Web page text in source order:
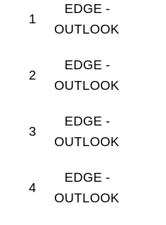
1
EDGE -
OUTLOOK
2
EDGE -
OUTLOOK
3
EDGE -
OUTLOOK
4
EDGE -
OUTLOOK